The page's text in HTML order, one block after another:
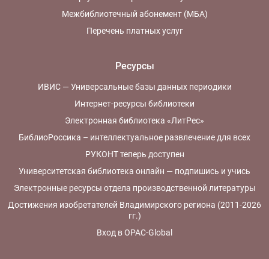
Межбиблиотечный абонемент (МБА)
Перечень платных услуг
Ресурсы
ИВИС — Универсальные базы данных периодики
Интернет-ресурсы библиотеки
Электронная библиотека «ЛитРес»
БиблиоРоссика – интеллектуальное развлечение для всех
РУКОНТ теперь доступен
Университетская библиотека онлайн — подпишись и учись
Электронные ресурсы отдела производственной литературы
Достижения изобретателей Владимирского региона (2011-2026
гг.)
Вход в OPAC-Global